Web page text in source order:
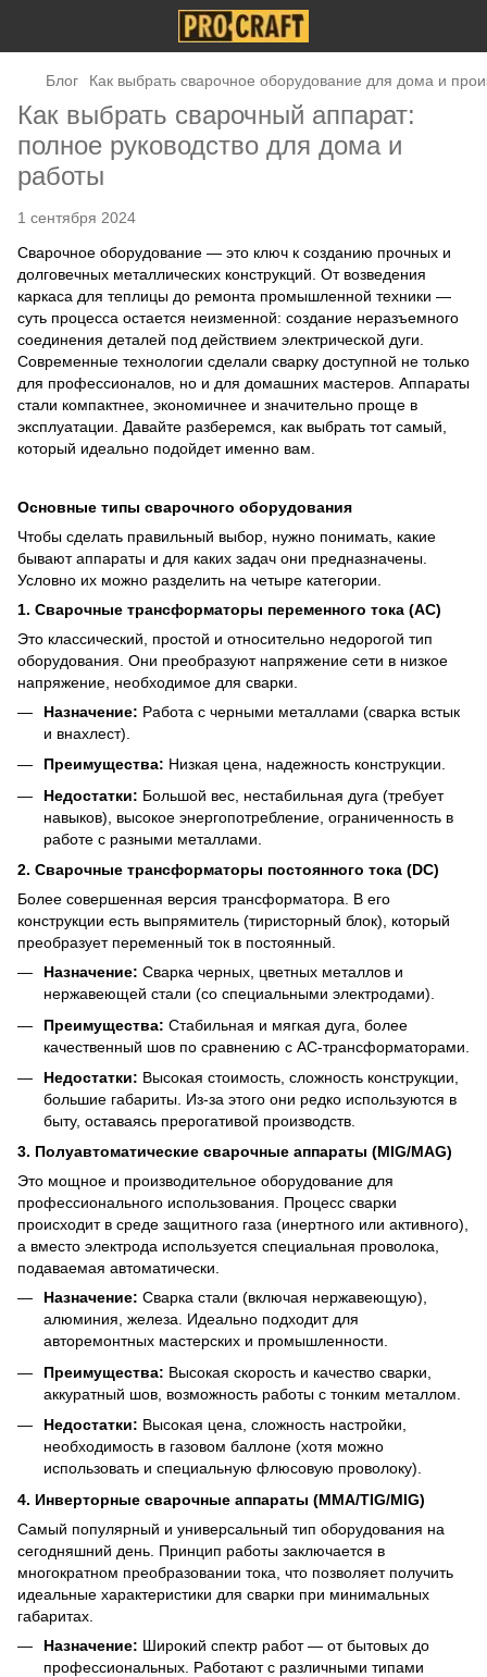
Блог Как выбрать сварочное оборудование для дома и
Как выбрать сварочный аппарат:
полное руководство для дома и
работы
1 сентября 2024
Сварочное оборудование — это ключ к созданию прочных и
долговечных металлических конструкций. От возведения
каркаса для теплицы до ремонта промышленной техники —
суть процесса остается неизменной: создание неразъемного
соединения деталей под действием электрической дуги.
Современные технологии сделали сварку доступной не только
для профессионалов, но и для домашних мастеров. Аппараты
стали компактнее, экономичнее и значительно проще в
эксплуатации. Давайте разберемся, как выбрать тот самый,
который идеально подойдет именно вам.
Основные типы сварочного оборудования
Чтобы сделать правильный выбор, нужно понимать, какие
бывают аппараты и для каких задач они предназначены.
Условно их можно разделить на четыре категории.
1. Сварочные трансформаторы переменного тока (AC)
Это классический, простой и относительно недорогой тип
оборудования. Они преобразуют напряжение сети в низкое
напряжение, необходимое для сварки.
Назначение: Работа с черными металлами (сварка встык
и внахлест).
Преимущества: Низкая цена, надежность конструкции.
Недостатки: Большой вес, нестабильная дуга (требует
навыков), высокое энергопотребление, ограниченность в
работе с разными металлами.
2. Сварочные трансформаторы постоянного тока (DC)
Более совершенная версия трансформатора. В его
конструкции есть выпрямитель (тиристорный блок), который
преобразует переменный ток в постоянный.
Назначение: Сварка черных, цветных металлов и
нержавеющей стали (со специальными электродами).
Преимущества: Стабильная и мягкая дуга, более
качественный шов по сравнению с AC-трансформаторами.
Недостатки: Высокая стоимость, сложность конструкции,
большие габариты. Из-за этого они редко используются в
быту, оставаясь прерогативой производств.
3. Полуавтоматические сварочные аппараты (MIG/MAG)
Это мощное и производительное оборудование для
профессионального использования. Процесс сварки
происходит в среде защитного газа (инертного или активного),
а вместо электрода используется специальная проволока,
подаваемая автоматически.
Назначение: Сварка стали (включая нержавеющую),
алюминия, железа. Идеально подходит для
авторемонтных мастерских и промышленности.
Преимущества: Высокая скорость и качество сварки,
аккуратный шов, возможность работы с тонким металлом.
Недостатки: Высокая цена, сложность настройки,
необходимость в газовом баллоне (хотя можно
использовать и специальную флюсовую проволоку).
4. Инверторные сварочные аппараты (MMA/TIG/MIG)
Самый популярный и универсальный тип оборудования на
сегодняшний день. Принцип работы заключается в
многократном преобразовании тока, что позволяет получить
идеальные характеристики для сварки при минимальных
габаритах.
Назначение: Широкий спектр работ — от бытовых до
профессиональных. Работают с различными типами